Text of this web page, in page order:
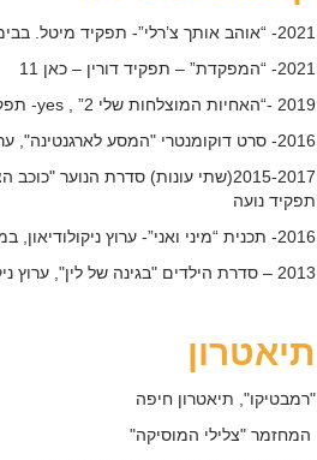
2021- “אוהב אותך צ’רלי”- תפקיד מיטל. בבימוי שי כנות.
2021- “המפקדת” – תפקיד דורין – כאן 11
2019 -“האחיות המוצלחות שלי 2” , yes- תפקיד עדן
2016- סרט דוקומנטרי "המסע לארגנטינה", ערוץ דיסני
תפקיד נועה
2016- תכנית “מיני ואני”- ערוץ ניקולודיאון, במאית- עטרה פריש.
2013 – סדרת הילדים "בגינה של לין", ערוץ ניקולודיאון – תפקיד לין
תיאטרון
"רמבטיקו", תיאטרון חיפה
המחזמר "צלילי המוסיקה"